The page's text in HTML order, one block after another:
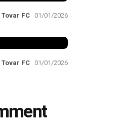
Tovar FC 01/01/2026
Tovar FC 01/01/2026